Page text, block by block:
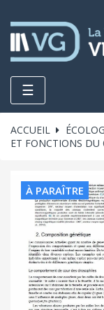
Toggle
navigation
☰
ACCUEIL
ET FONCTIONS DU
À PARAÎTRE